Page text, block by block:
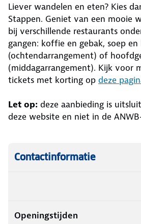
Liever wandelen en eten? Kies
Stappen. Geniet van een mooie
bij verschillende restaurants
gangen: koffie en gebak, soep en
(ochtendarrangement) of
(middagarrangement). Kijk voor
tickets met korting op deze
Let op: deze aanbieding is
deze website en niet in de
Contactinformatie
Openingstijden